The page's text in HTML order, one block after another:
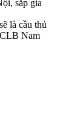
là cầu thủ
Nam